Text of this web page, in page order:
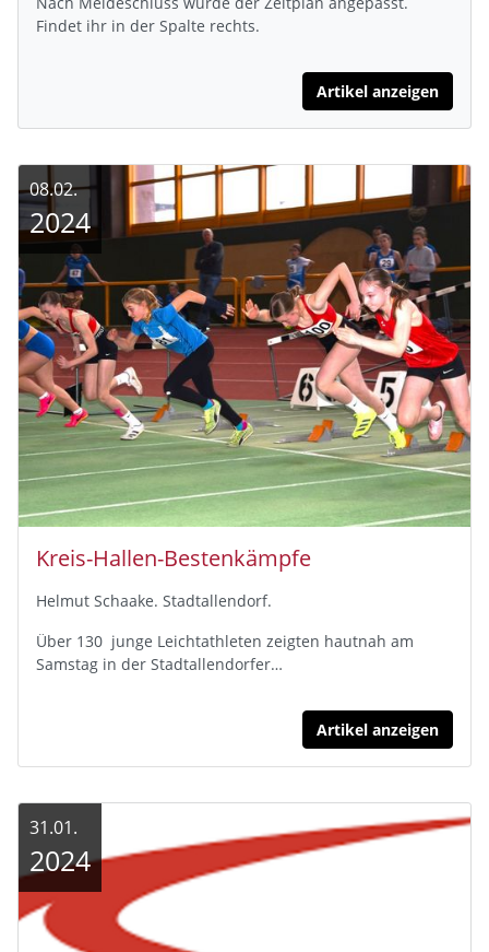
Findet ihr in der Spalte rechts.
Artikel anzeigen
Kreis-Hallen-Bestenkämpfe
Helmut Schaake. Stadtallendorf.
Über 130 junge Leichtathleten zeigten hautnah am
Samstag in der Stadtallendorfer…
Artikel anzeigen
08.02.
2024
31.01.
2024